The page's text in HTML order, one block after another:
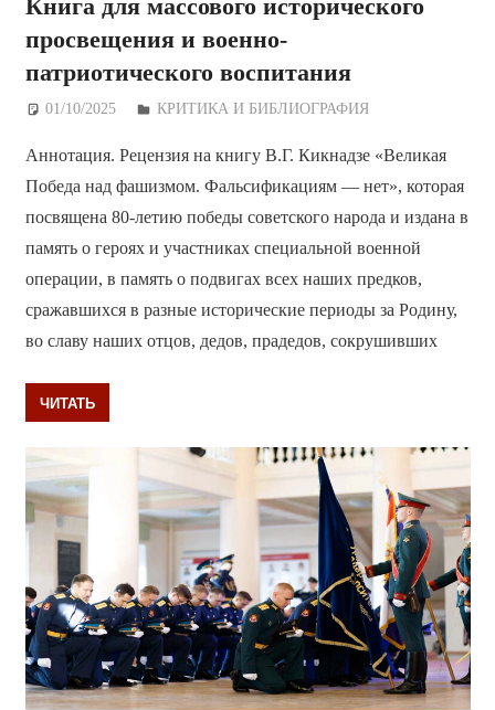
Книга для массового исторического
просвещения и военно-
патриотического воспитания
01/10/2025 Дежурный по Редакции
КРИТИКА И БИБЛИОГРАФИЯ
Аннотация. Рецензия на книгу В.Г. Кикнадзе «Великая
Победа над фашизмом. Фальсификациям — нет», которая
посвящена 80-летию победы советского народа и издана в
память о героях и участниках специальной военной
операции, в память о подвигах всех наших предков,
сражавшихся в разные исторические периоды за Родину,
во славу наших отцов, дедов, прадедов, сокрушивших
ЧИТАТЬ